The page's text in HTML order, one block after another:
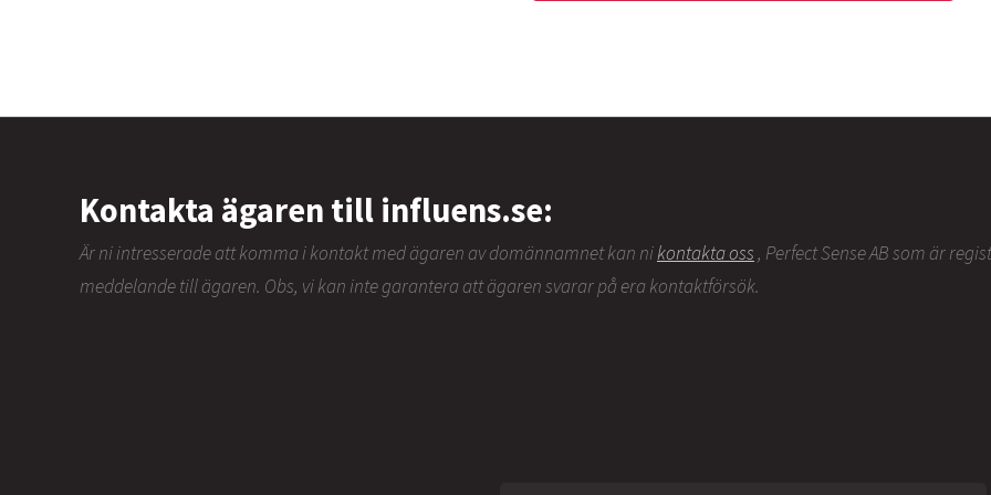
Kontakta ägaren till influens.se:
Är ni intresserade att komma i kontakt med ägaren av domännamnet kan nikontakta oss, Perfect Sense AB som är
meddelande till ägaren. Obs, vi kan inte garantera att ägaren svarar på era kontaktförsök.